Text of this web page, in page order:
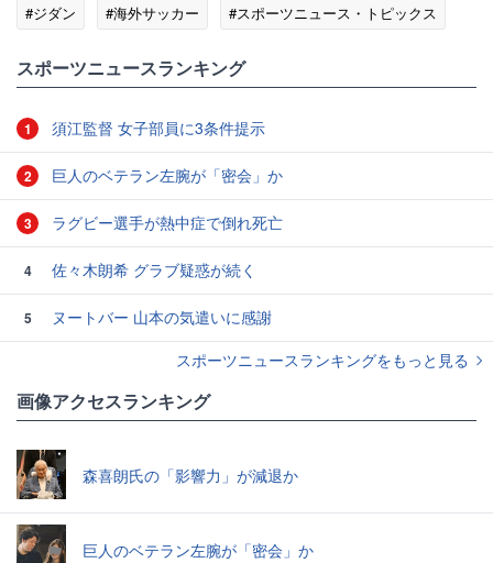
#ジダン
#海外サッカー #スポーツニュース・トピックス
スポーツニュースランキング
1 須江監督 女子部員に3条件提示
2 巨人のベテラン左腕が「密会」か
3 ラグビー選手が熱中症で倒れ死亡
4 佐々木朗希 グラブ疑惑が続く
5
ヌートバー 山本の気遣いに感謝
スポーツニュースランキングをもっと見る
画像アクセスランキング
森喜朗氏の「影響力」が減退か
巨人のベテラン左腕が「密会」か